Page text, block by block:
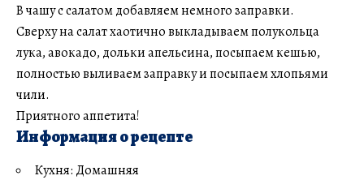
В чашу с салатом добавляем немного заправки.
Сверху на салат хаотично выкладываем полукольца
лука, авокадо, дольки апельсина, посыпаем кешью,
полностью выливаем заправку и посыпаем хлопьями
чили.
Приятного аппетита!
Информация о рецепте
Кухня: Домашняя